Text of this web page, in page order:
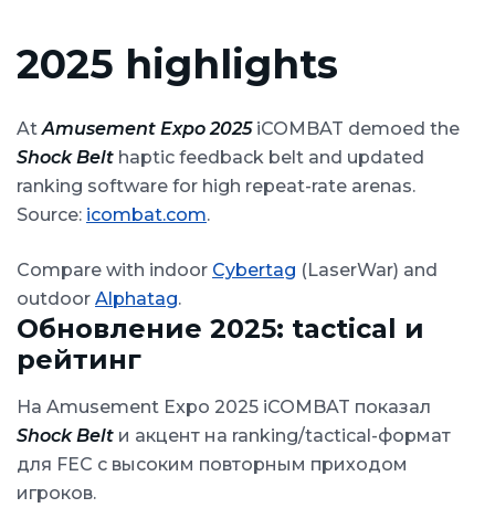
2025 highlights
AtAmusement Expo 2025iCOMBAT demoed the
Shock Belt haptic feedback belt and updated
ranking software for high repeat-rate arenas.
Source: icombat.com.
Compare with indoor Cybertag (LaserWar) and
outdoor Alphatag.
Обновление 2025: tactical и
рейтинг
На Amusement Expo 2025 iCOMBAT показал
Shock Belt и акцент на ranking/tactical-формат
для FEC с высоким повторным приходом
игроков.